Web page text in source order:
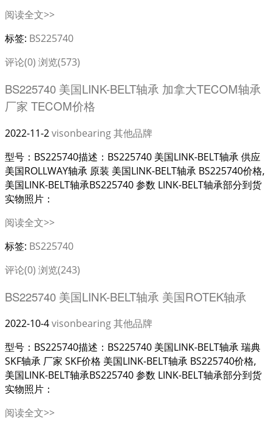
阅读全文>>
标签: BS225740
评论(0) 浏览(573)
BS225740 美国LINK-BELT轴承 加拿大TECOM轴承
厂家 TECOM价格
2022-11-2visonbearing其他品牌
型号：BS225740描述：BS225740 美国LINK-BELT轴承 供应
美国ROLLWAY轴承 原装 美国LINK-BELT轴承 BS225740价格,
美国LINK-BELT轴承BS225740 参数 LINK-BELT轴承部分到货
实物照片：
阅读全文>>
标签: BS225740
评论(0) 浏览(243)
BS225740 美国LINK-BELT轴承 美国ROTEK轴承
2022-10-4visonbearing其他品牌
型号：BS225740描述：BS225740 美国LINK-BELT轴承 瑞典
SKF轴承 厂家 SKF价格 美国LINK-BELT轴承 BS225740价格,
美国LINK-BELT轴承BS225740 参数 LINK-BELT轴承部分到货
实物照片：
阅读全文>>